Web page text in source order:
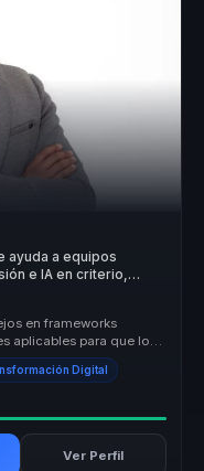
ayuda a equipos
e IA en criterio,
en frameworks
aplicables para que los
Digital
Ver Perfil